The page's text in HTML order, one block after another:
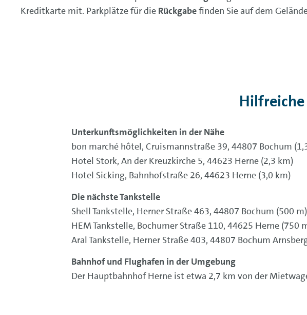
Kreditkarte mit. Parkplätze für die Rückgabefinden Sie auf dem
Unterkunftsmöglichkeiten in der Nähe
bon marché hôtel, Cruismannstraße 39, 44807 Bochum
Hotel Stork, An der Kreuzkirche 5, 44623 Herne (2,3 km)
Hotel Sicking, Bahnhofstraße 26, 44623 Herne (3,0 km)
Die nächste Tankstelle
Shell Tankstelle, Herner Straße 463, 44807 Bochum (500 m)
HEM Tankstelle, Bochumer Straße 110, 44625 Herne (750
Aral Tankstelle, Herner Straße 403, 44807 Bochum
Bahnhof und Flughafen in der Umgebung
Der Hauptbahnhof Herne ist etwa 2,7 km von der